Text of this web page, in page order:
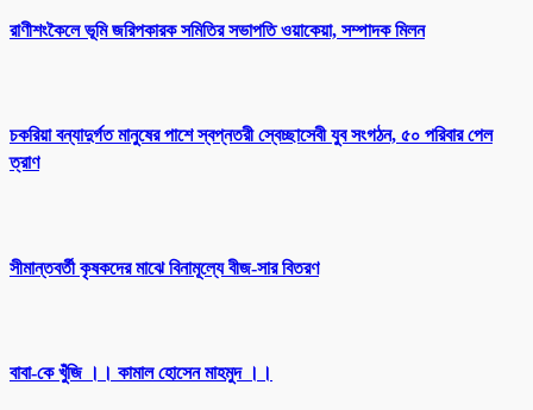
রাণীশংকৈলে ভূমি জরিপকারক সমিতির সভাপতি ওয়াকেয়া, সম্পাদক মিলন
চকরিয়া বন্যাদুর্গত মানুষের পাশে স্বপ্নতরী স্বেচ্ছাসেবী যুব সংগঠন, ৫০ পরিবার পেল
ত্রাণ
সীমান্তবর্তী কৃষকদের মাঝে বিনামূল্যে বীজ-সার বিতরণ
বাবা-কে খুঁজি ।। কামাল হোসেন মাহমুদ ।।